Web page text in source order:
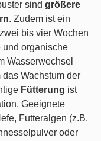
sind größere
. Zudem ist ein
bis vier Wochen
und organische
Wasserwechsel
Wachstum der
Fütterung ist
Geeignete
Futteralgen (z.B.
oder